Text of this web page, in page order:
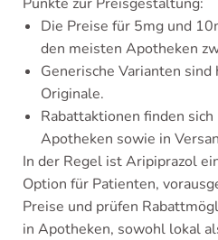
Die Preise für 5mg und
den meisten Apotheken
Generische Varianten
Originale.
Rabattaktionen finden
Apotheken sowie in
In der Regel ist Aripiprazol
Option für Patienten,
Preise und prüfen
in Apotheken, sowohl lokal